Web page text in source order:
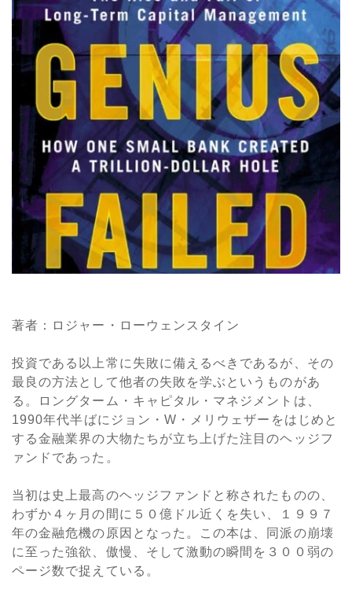
著者：ロジャー・ローウェンスタイン
投資である以上常に失敗に備えるべきであるが、その
最良の方法として他者の失敗を学ぶというものがあ
る。ロングターム・キャピタル・マネジメントは、
1990年代半ばにジョン・W・メリウェザーをはじめと
する金融業界の大物たちが立ち上げた注目のヘッジフ
ァンドであった。
当初は史上最高のヘッジファンドと称されたものの、
わずか４ヶ月の間に５０億ドル近くを失い、１９９７
年の金融危機の原因となった。この本は、同派の崩壊
に至った強欲、傲慢、そして激動の瞬間を３００弱の
ページ数で捉えている。